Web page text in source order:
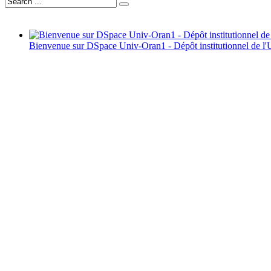
Bienvenue sur DSpace Univ-Oran1 - Dépôt institutionnel de